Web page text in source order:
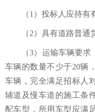
（1）投标人应持有
（2） 具有道路普通
（3） 运输车辆要求
车辆的数量不少于20辆
车辆，完全满足招标人
辅道及慢车道的施工条
配车型，所用车型应满